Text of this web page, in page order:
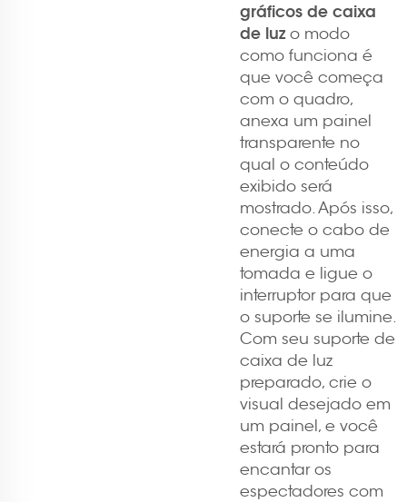
gráficos de caixa
de luz o modo
como funciona é
que você começa
com o quadro,
anexa um painel
transparente no
qual o conteúdo
exibido será
mostrado. Após isso,
conecte o cabo de
energia a uma
tomada e ligue o
interruptor para que
o suporte se ilumine.
Com seu suporte de
caixa de luz
preparado, crie o
visual desejado em
um painel, e você
estará pronto para
encantar os
espectadores com